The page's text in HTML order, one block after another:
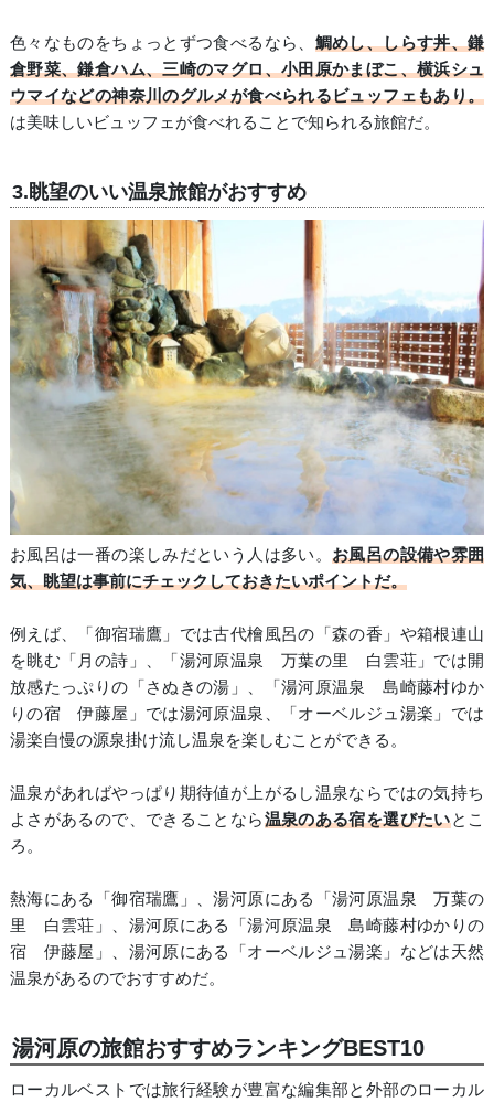
色々なものをちょっとずつ食べるなら、 鯛めし、しらす丼、鎌
倉野菜、鎌倉ハム、三崎のマグロ、小田原かまぼこ、横浜シュ
ウマイなどの神奈川のグルメが食べられるビュッフェもあり。
は美味しいビュッフェが食べれることで知られる旅館だ。
3.眺望のいい温泉旅館がおすすめ
お風呂は一番の楽しみだという人は多い。お風呂の設備や雰囲
気、眺望は事前にチェックしておきたいポイントだ。
例えば、「御宿瑞鷹」では古代檜風呂の「森の香」や箱根連山
を眺む「月の詩」、「湯河原温泉 万葉の里 白雲荘」では開
放感たっぷりの「さぬきの湯」、「湯河原温泉 島崎藤村ゆか
りの宿 伊藤屋」では湯河原温泉、「オーベルジュ湯楽」では
湯楽自慢の源泉掛け流し温泉を楽しむことができる。
温泉があればやっぱり期待値が上がるし温泉ならではの気持ち
よさがあるので、できることなら温泉のある宿を選びたいとこ
ろ。
熱海にある「御宿瑞鷹」、湯河原にある「湯河原温泉 万葉の
里 白雲荘」、湯河原にある「湯河原温泉 島崎藤村ゆかりの
宿 伊藤屋」、湯河原にある「オーベルジュ湯楽」などは天然
温泉があるのでおすすめだ。
湯河原の旅館おすすめランキングBEST10
ローカルベストでは旅行経験が豊富な編集部と外部のローカル